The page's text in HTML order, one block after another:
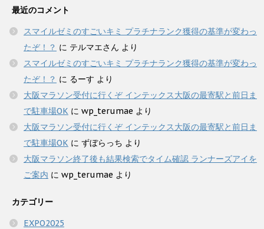
最近のコメント
スマイルゼミのすごいキミ プラチナランク獲得の基準が変わっ
たぞ！？ に テルマエさん より
スマイルゼミのすごいキミ プラチナランク獲得の基準が変わっ
たぞ！？ に るーす より
大阪マラソン受付に行くぞ インテックス大阪の最寄駅と前日ま
で駐車場OK に wp_terumae より
大阪マラソン受付に行くぞ インテックス大阪の最寄駅と前日ま
で駐車場OK に ずぼらっち より
大阪マラソン終了後も結果検索でタイム確認 ランナーズアイを
ご案内 に wp_terumae より
カテゴリー
EXPO2025